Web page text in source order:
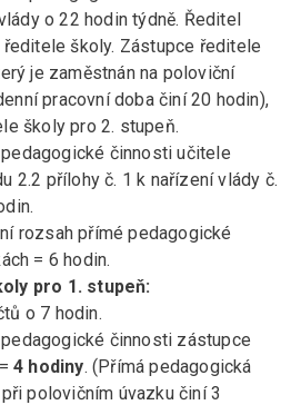
o 22 hodin týdně. Ředitel
školy. Zástupce ředitele
je zaměstnán na poloviční
pracovní doba činí 20 hodin),
školy pro 2. stupeň.
činnosti učitele
2.2 přílohy č. 1 k nařízení vlády č.
rozsah přímé pedagogické
= 6 hodin.
pro 1. stupeň:
o 7 hodin.
činnosti zástupce
4 hodiny. (Přímá pedagogická
polovičním úvazku činí 3